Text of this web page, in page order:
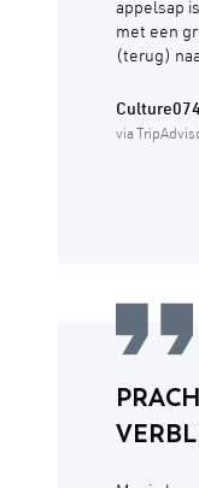
appelsap
met een
(terug)
via